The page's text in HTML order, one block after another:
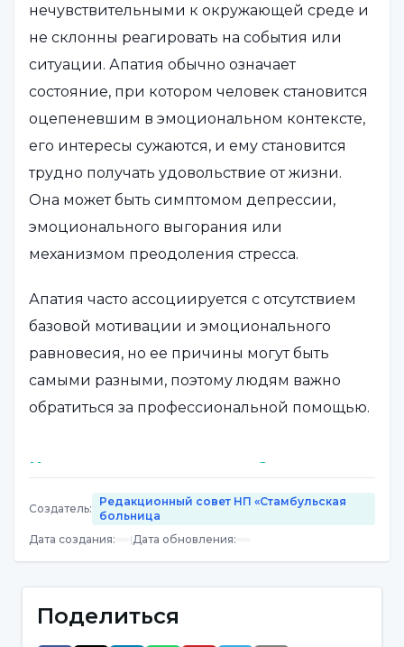
нечувствительными к окружающей среде и
не склонны реагировать на события или
ситуации. Апатия обычно означает
состояние, при котором человек становится
оцепеневшим в эмоциональном контексте,
его интересы сужаются, и ему становится
трудно получать удовольствие от жизни.
Она может быть симптомом депрессии,
эмоционального выгорания или
механизмом преодоления стресса.
Апатия часто ассоциируется с отсутствием
базовой мотивации и эмоционального
равновесия, но ее причины могут быть
самыми разными, поэтому людям важно
обратиться за профессиональной помощью.
Каковы симптомы апатии?
Апатия характеризуется эмоциональной
неотзывчивостью, безразличием и
отсутствием мотивации. Симптомы этого
состояния могут быть следующими:
Создатель:
Редакционный совет НП «Стамбульская
больница
Дата создания: |Дата обновления:
Поделиться